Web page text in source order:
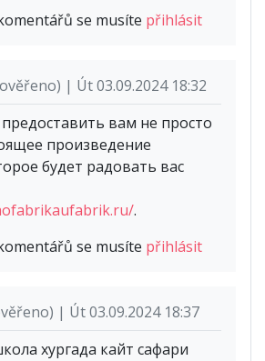
se musíte přihlásit
| Út 03.09.2024 18:32
вам не просто
произведение
будет радовать вас
.
se musíte přihlásit
| Út 03.09.2024 18:37
хургада кайт сафари